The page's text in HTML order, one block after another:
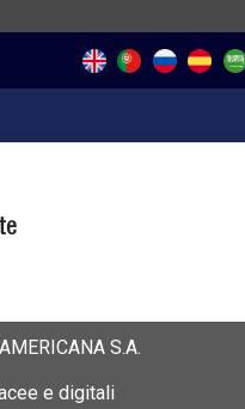
S.A.
e digitali